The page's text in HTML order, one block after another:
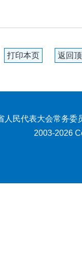
打印本页 返回
人民代表大会常务委
2003-2026